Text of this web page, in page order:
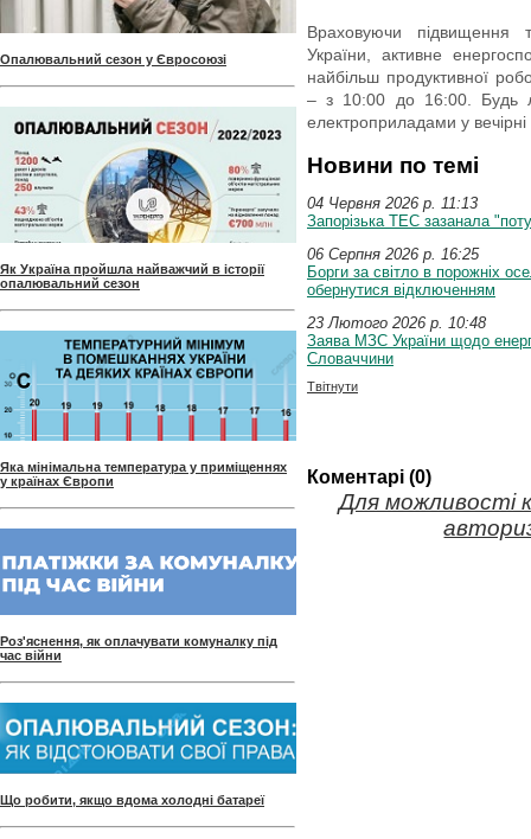
Опалювальний сезон у Євросоюзі
Як Україна пройшла найважчий в історії
опалювальний сезон
Яка мінімальна температура у приміщеннях
у країнах Європи
Роз'яснення, як оплачувати комуналку під
час війни
Що робити, якщо вдома холодні батареї
Враховуючи підвищення
України, активне
найбільш продуктивної
– з 10:00 до 16:00. Будь
електроприладами у
Новини по темі
04 Червня 2026 p. 11:13
Запорізька ТЕС зазанала
06 Серпня 2026 p. 16:25
Борги за світло в порожніх
обернутися відключенням
23 Лютого 2026 p. 10:48
Заява МЗС України щодо
Словаччини
Твітнути
Коментарі (0)
Для можливості